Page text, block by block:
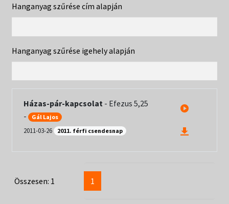
Expand
menu
Hanganyag szűrése cím alapján
Hanganyag szűrése igehely alapján
Házas-pár-kapcsolat - Efezus 5,25
- Gál Lajos
2011-03-26 2011. férfi csendesnap
Összesen: 1 1